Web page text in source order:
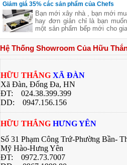
Giảm giá 35% các sản phẩm của Chefs
Bạn mới xây nhà , bạn mới
hay đơn giản chỉ là bạn
một sản phẩm bếp mới cho
hãng nào tốt cả về giá về
lượng .Hãy để chúng tôi gợi
bạn một thương hiệu của
Âu đó là
Hệ Thống Showroom Của Hữu
HỮU THẮNG XÃ ĐÀN
Xã Đàn, Đống Đa, HN
ĐT: 024.38.399.399
DD: 0947.156.156
HỮU THẮNG HƯNG YÊN
Số 31 Phạm Công Trứ-Phường Bần-
Mỹ Hào-Hưng Yên
ĐT: 0972.73.7007